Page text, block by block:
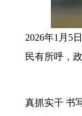
2026年1月5日
民有所呼，政
真抓实干 书写